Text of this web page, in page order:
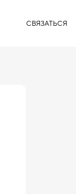
СВЯЗАТЬСЯ